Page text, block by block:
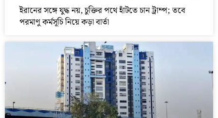
ইরানের সঙ্গে যুদ্ধ নয়, চুক্তির পথে হাঁটতে চান ট্রাম্প; তবে
পরমাণু কর্মসূচি নিয়ে কড়া বার্তা